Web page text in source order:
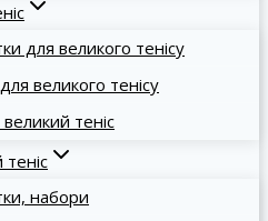
для великого тенісу
для великого тенісу
великий теніс
набори